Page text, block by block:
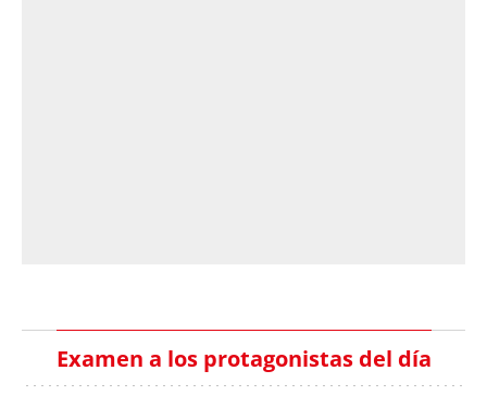
Examen a los protagonistas del día